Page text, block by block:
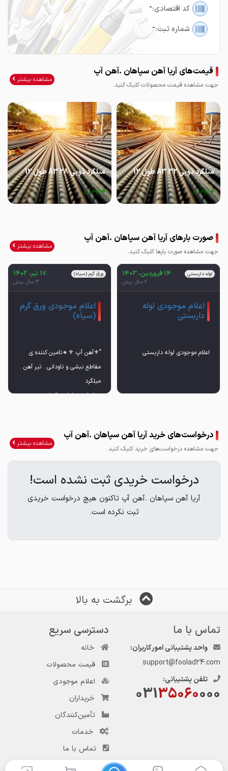
کد اقتصادی:-
شماره ثبت:-
قیمت‌های آریا آهن سپاهان .آهن آپ
جهت مشاهده قیمت محصولات کلیک کنید.
مشاهده بیشتر
میلگرد ذوبی 32 A3 طول 12
0تومان
میلگرد ذوبی 28 A3 طول 12
0تومان
صورت بارهای آریا آهن سپاهان .آهن آپ
جهت مشاهده صورت بارها کلیک کنید.
مشاهده بیشتر
لوله داربستی 14 فروردین، 1403
2 سال پیش
اعلام موجودی لوله
داربستی
اعلام موجودی لوله داربستی
ورق گرم (سیاه) 17 تیر، 1402
3 سال پیش
اعلام موجودی ورق گرم
(سیاه)
"⚜️آهن آپ ⚜️🔸تامین کننده ی
مقاطع نبشی و ناودانی . تیر آهن .
☎️ 031-38030000"
درخواست‌های خرید آریا آهن سپاهان .آهن آپ
جهت مشاهده درخواست‌های خرید کلیک کنید.
مشاهده بیشتر
درخواست خریدی ثبت نشده است!
آریا آهن سپاهان .آهن آپ تاکنون هیچ درخواست خریدی
ثبت نکرده است.
برگشت به بالا
تماس با ما
واحد پشتیبانی امور کاربران:
support@foolad24.com
تلفن پشتیبانی:
03135060000
دسترسی سریع
خانه
قیمت محصولات
اعلام موجودی
خریداران
تأمین‌کنندگان
خدمات
تماس با ما